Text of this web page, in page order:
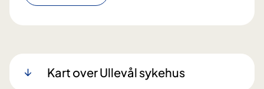
Kart over Ullevål sykehus